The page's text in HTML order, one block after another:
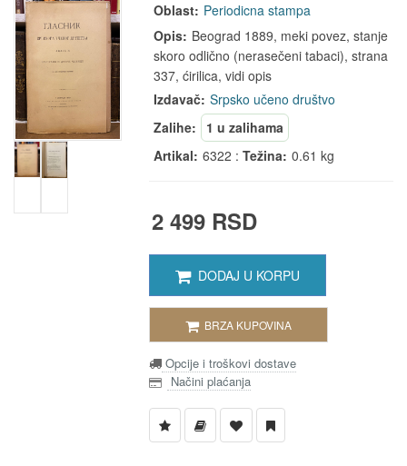
Oblast: Periodicna stampa
Opis: Beograd 1889, meki povez, stanje
skoro odlično (nerasečeni tabaci), strana
337, ćirilica, vidi opis
Izdavač: Srpsko učeno društvo
Zalihe:
1 u zalihama
Artikal: 6322 :Težina: 0.61 kg
2 499 RSD
DODAJ U KORPU
BRZA KUPOVINA
Opcije i troškovi dostave
Načini plaćanja